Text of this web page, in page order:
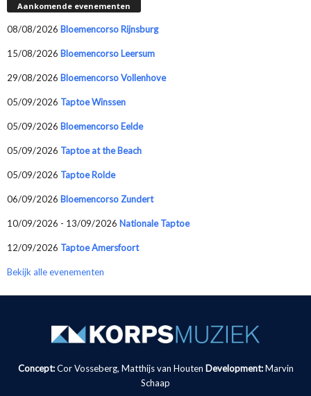
Aankomende evenementen
08/08/2026 Bloemencorso Rijnsburg
15/08/2026 Bloemencorso Leersum
29/08/2026 Bloemencorso Vollenhove
05/09/2026 Taptoe Winssen
05/09/2026 Bloemencorso Eelde
05/09/2026 Taptoe at the Beach
05/09/2026 Taptoe Rolde
06/09/2026 Bloemencorso Zundert
10/09/2026 - 13/09/2026 Nationale Taptoe
12/09/2026 Taptoe Amersfoort
Bekijk alle evenementen
Concept:Cor Vosseberg, Matthijs van Houten Development: Marvin
Schaap